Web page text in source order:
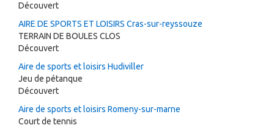
Découvert
AIRE DE SPORTS ET LOISIRS Cras-sur-reyssouze
TERRAIN DE BOULES CLOS
Découvert
Aire de sports et loisirs Hudiviller
Jeu de pétanque
Découvert
Aire de sports et loisirs Romeny-sur-marne
Court de tennis